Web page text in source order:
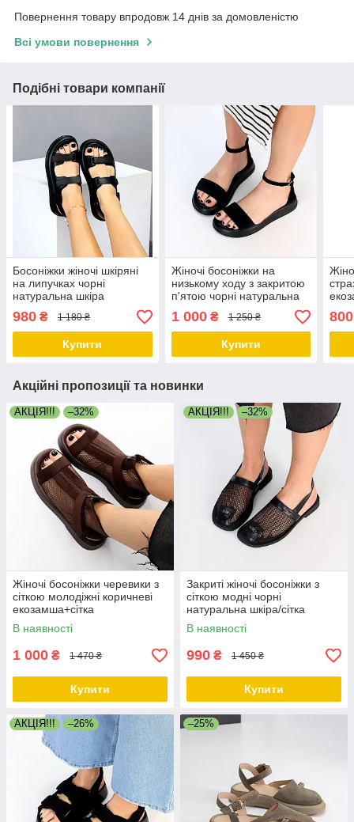
Повернення товару впродовж 14 днів за домовленістю
Всі умови повернення
Подібні товари компанії
Босоніжки жіночі шкіряні
на липучках чорні
натуральна шкіра
980 ₴ 1 180 ₴
Купити
Жіночі босоніжки на
низькому ходу з закритою
п'ятою чорні натуральна
замша
1 000₴ 1 250 ₴
Купити
800
Акційні пропозиції та новинки
АКЦІЯ!!! –32%
Жіночі босоніжки черевики з
сіткою молодіжні коричневі
екозамша+сітка
В наявності
1 000 ₴ 1 470 ₴
Купити
АКЦІЯ!!! –32%
Закриті жіночі босоніжки з
сіткою модні чорні
натуральна шкіра/сітка
В наявності
990 ₴ 1 450 ₴
Купити
АКЦІЯ!!! –26% –25%